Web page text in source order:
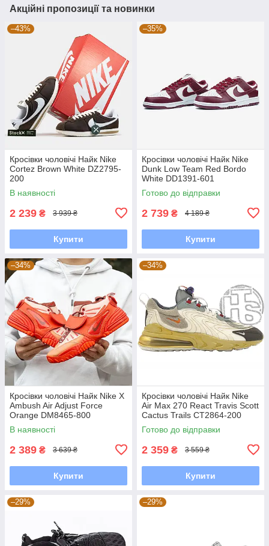
Акційні пропозиції та новинки
–43%
Кросівки чоловічі Найк Nike
Cortez Brown White DZ2795-
200
В наявності
2 239 ₴ 3 939 ₴
Купити
–35%
Кросівки чоловічі Найк Nike
Dunk Low Team Red Bordo
White DD1391-601
Готово до відправки
2 739 ₴ 4 189 ₴
Купити
–34%
Кросівки чоловічі Найк Nike X
Ambush Air Adjust Force
Orange DM8465-800
В наявності
2 389 ₴ 3 639 ₴
Купити
–34%
Кросівки чоловічі Найк Nike
Air Max 270 React Travis Scott
Cactus Trails CT2864-200
Готово до відправки
2 359 ₴ 3 559 ₴
Купити
–29% –29%